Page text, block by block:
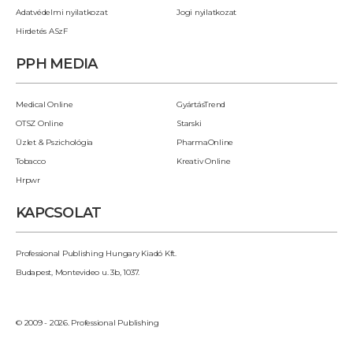
Adatvédelmi nyilatkozat
Jogi nyilatkozat
Hirdetés ASzF
PPH MEDIA
Medical Online
GyártásTrend
OTSZ Online
Starski
Üzlet & Pszichológia
PharmaOnline
Tobacco
Kreativ Online
Hrpwr
KAPCSOLAT
Professional Publishing Hungary Kiadó Kft.
Budapest, Montevideo u. 3b, 1037.
© 2009 - 2026. Professional Publishing